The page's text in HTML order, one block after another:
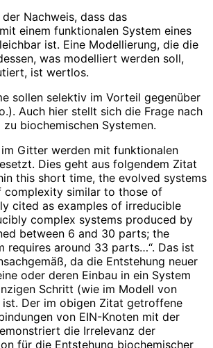
Nachweis, dass das
einem funktionalen System eines
ist. Eine Modellierung, die die
was modelliert werden soll,
ist wertlos.
sollen selektiv im Vorteil gegenüber
Auch hier stellt sich die Frage nach
biochemischen Systemen.
im Gitter werden mit funktionalen
Dies geht aus folgendem Zitat
this short time, the evolved systems
complexity similar to those of
cited as examples of irreducible
complex systems produced by
between 6 and 30 parts; the
requires around 33 parts…“. Das ist
da die Entstehung neuer
oder deren Einbau in ein System
Schritt (wie im Modell von
ist. Der im obigen Zitat getroffene
von EIN-Knoten mit der
die Irrelevanz der
für die Entstehung biochemischer